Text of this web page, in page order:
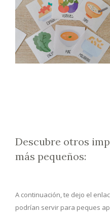
Descubre otros
más pequeños:
A continuación, te dejo el
podrían servir para peques